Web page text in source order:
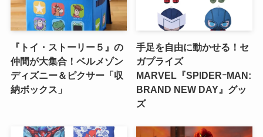
『トイ・ストーリー５』の
仲間が大集合！ベルメゾン
ディズニー＆ピクサー「収
納ボックス」
手足を自由に動かせる！セ
ガプライズ
MARVEL『SPIDERｰMAN:
BRAND NEW DAY』グッ
ズ